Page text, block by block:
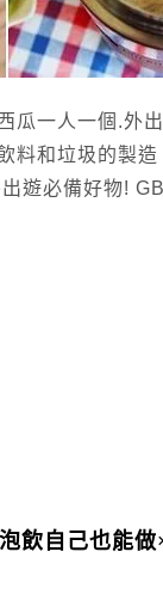
瓜一人一個.外
料和垃圾的製
遊必備好物!
飲自己也能